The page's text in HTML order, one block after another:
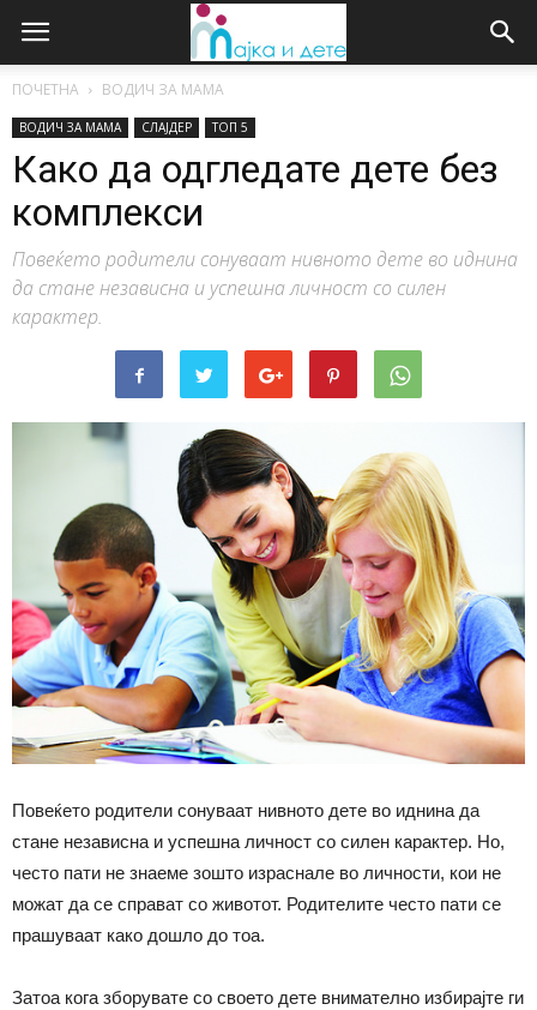
ПОЧЕТНА ВОДИЧ ЗА МАМА
ВОДИЧ ЗА МАМА СЛАЈДЕР ТОП 5
Како да одгледате дете без
комплекси
Повеќето родители сонуваат нивното дете во иднина
да стане независна и успешна личност со силен
карактер.
Повеќето родители сонуваат нивното дете во иднина да
стане независна и успешна личност со силен карактер. Но,
често пати не знаеме зошто израснале во личности, кои не
можат да се справат со животот. Родителите често пати се
прашуваат како дошло до тоа.
Затоа кога зборувате со своето дете внимателно избирајте ги